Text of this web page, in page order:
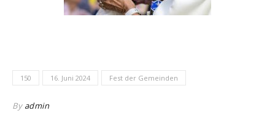
150 16. Juni 2024 Fest der Gemeinden
By admin